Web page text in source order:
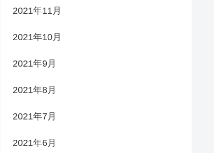
2021年11月
2021年10月
2021年9月
2021年8月
2021年7月
2021年6月